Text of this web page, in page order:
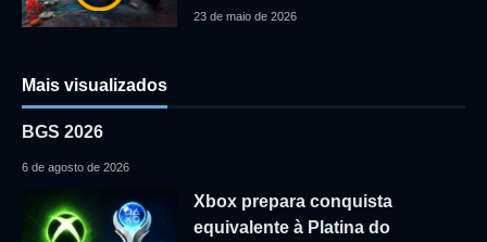
23 de maio de 2026
Mais visualizados
BGS 2026
6 de agosto de 2026
Xbox prepara conquista
equivalente à Platina do